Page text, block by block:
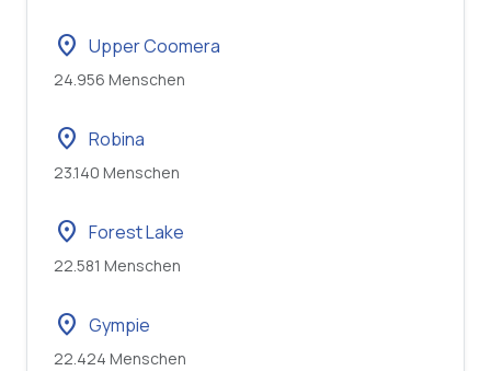
location_on Upper Coomera
24.956 Menschen
location_on Robina
23.140 Menschen
location_on Forest Lake
22.581 Menschen
location_on Gympie
22.424 Menschen